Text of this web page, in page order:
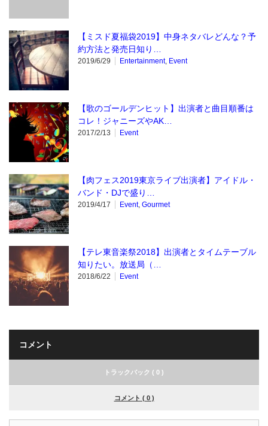
【ミスド夏福袋2019】中身ネタバレどんな？予
約方法と発売日知り…
2019/6/29 Entertainment, Event
【歌のゴールデンヒット】出演者と曲目順番は
コレ！ジャニーズやAK…
2017/2/13 Event
【肉フェス2019東京ライブ出演者】アイドル・
バンド・DJで盛り…
2019/4/17 Event, Gourmet
【テレ東音楽祭2018】出演者とタイムテーブル
知りたい。放送局（…
2018/6/22 Event
コメント
トラックバック ( 0 )
コメント ( 0 )